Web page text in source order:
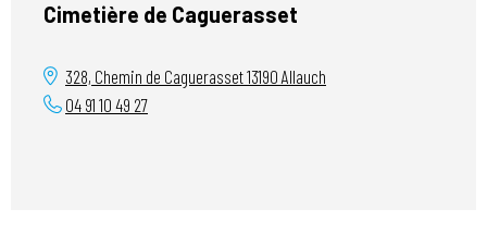
Cimetière de Caguerasset
328, Chemin de Caguerasset13190 Allauch
04 91 10 49 27